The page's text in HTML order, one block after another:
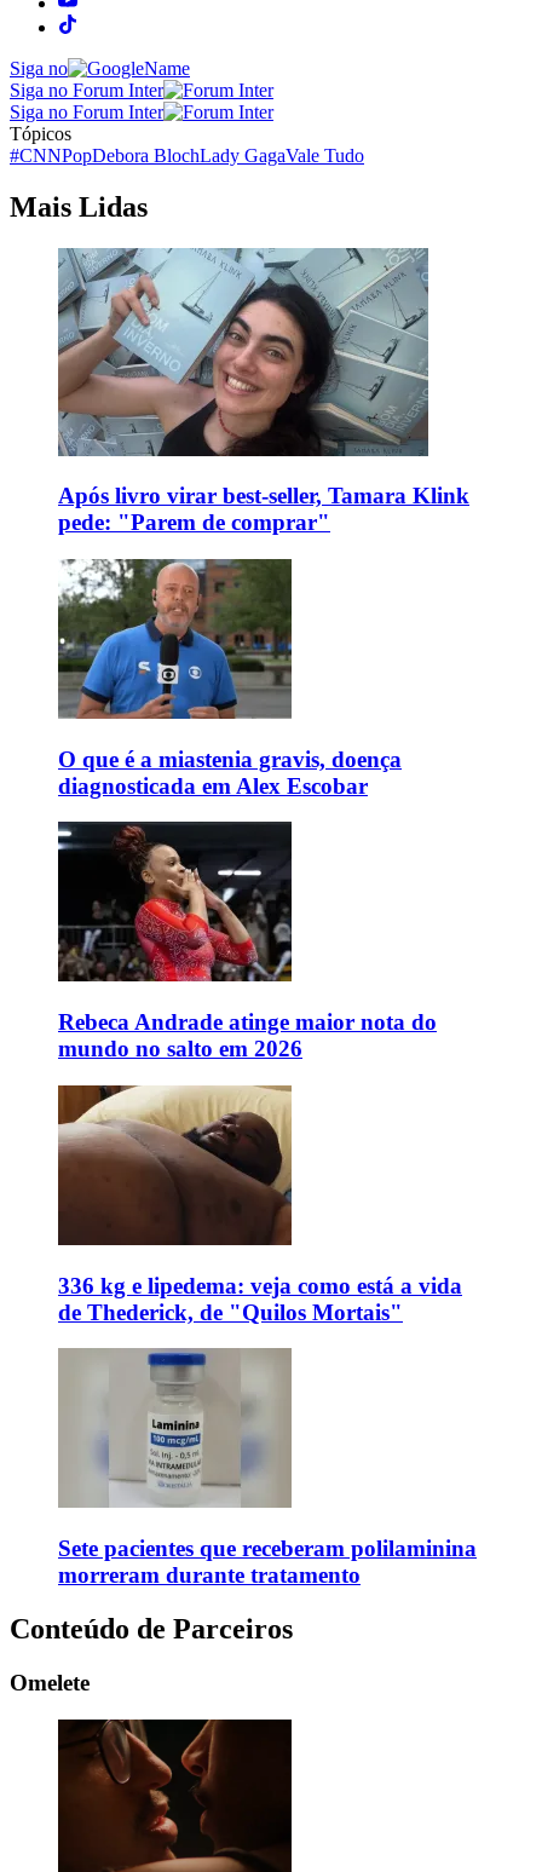
Siga no
Siga no Forum Inter
Siga no Forum Inter
Tópicos
#CNNPopDebora BlochLady GagaVale Tudo
Mais Lidas
Após livro virar best-seller, Tamara Klink
pede: "Parem de comprar"
O que é a miastenia gravis, doença
diagnosticada em Alex Escobar
Rebeca Andrade atinge maior nota do
mundo no salto em 2026
336 kg e lipedema: veja como está a vida
de Thederick, de "Quilos Mortais"
Sete pacientes que receberam polilaminina
morreram durante tratamento
Conteúdo de Parceiros
Omelete